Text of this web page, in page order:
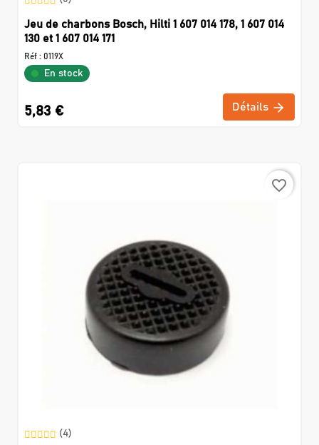
Jeu de charbons Bosch, Hilti 1 607 014 178, 1 607 014
130 et 1 607 014 171
Réf : 0119X
En stock
5,83 € Détails
favorite_border
(4)